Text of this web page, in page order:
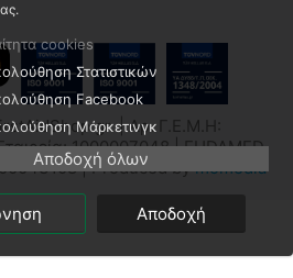
| Αρ. Γ.Ε.Μ.Η:
1000007048 | EUDAMED
| Produced bymomedia
cookies
Στατιστικών
Facebook
Μάρκετινγκ
Αποδοχή όλων
Αποδοχή